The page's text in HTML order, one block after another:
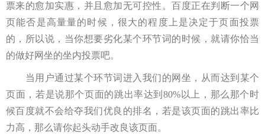
票来的愈加实惠，并且愈加无可控性。百度正在判断一个网
页能否是高量量的时候，很大的程度上是决定于页面投票
的，所以说，当你想要劣化某个环节词的时候，就请你恰当
的做好网坐的坐内投票吧。
当用户通过某个环节词进入我们的网坐，从而达到某个
页面，若是说那个页面的跳出率达到80%以上，那么那个时
候百度就不会给夺我们优良的排名，若是该页面的跳出率比
力高，那么请你起头动手改良该页面。